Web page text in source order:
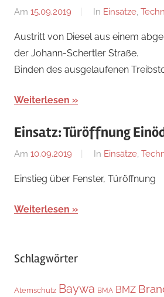
Am 15.09.2019
Von
In Einsätze,
Austritt von Diesel aus einem
der Johann-Schertler Straße.
Binden des ausgelaufenen
Weiterlesen
Einsatz: Türöffnung
Am 10.09.2019
Von
In Einsätze,
Einstieg über Fenster, Türöffnung
Weiterlesen
Schlagwörter
Atemschutz Baywa BMA BMZ